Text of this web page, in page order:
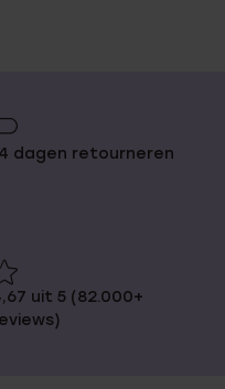
dagen retourneren
uit 5 (82.000+